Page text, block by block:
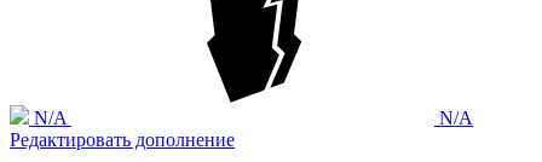
N/A
N/A
Редактировать дополнение